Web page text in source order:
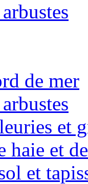
de mer
et
haie et
et